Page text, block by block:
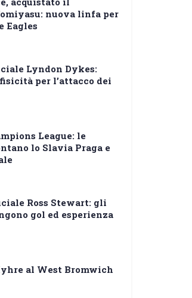
nuova linfa per
Eagles
Lyndon Dykes:
per l’attacco dei
League: le
lo Slavia Praga e
Ross Stewart: gli
gol ed esperienza
al West Bromwich